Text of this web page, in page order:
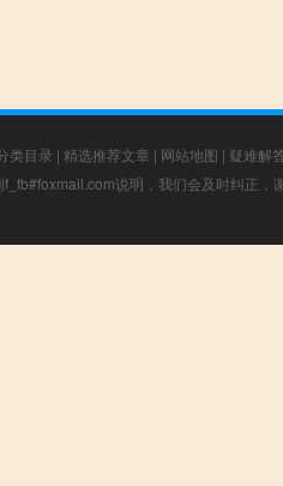
类目录 | 精选推荐文章 | 网站地图 | 疑难解
说明，我们会及时纠正，